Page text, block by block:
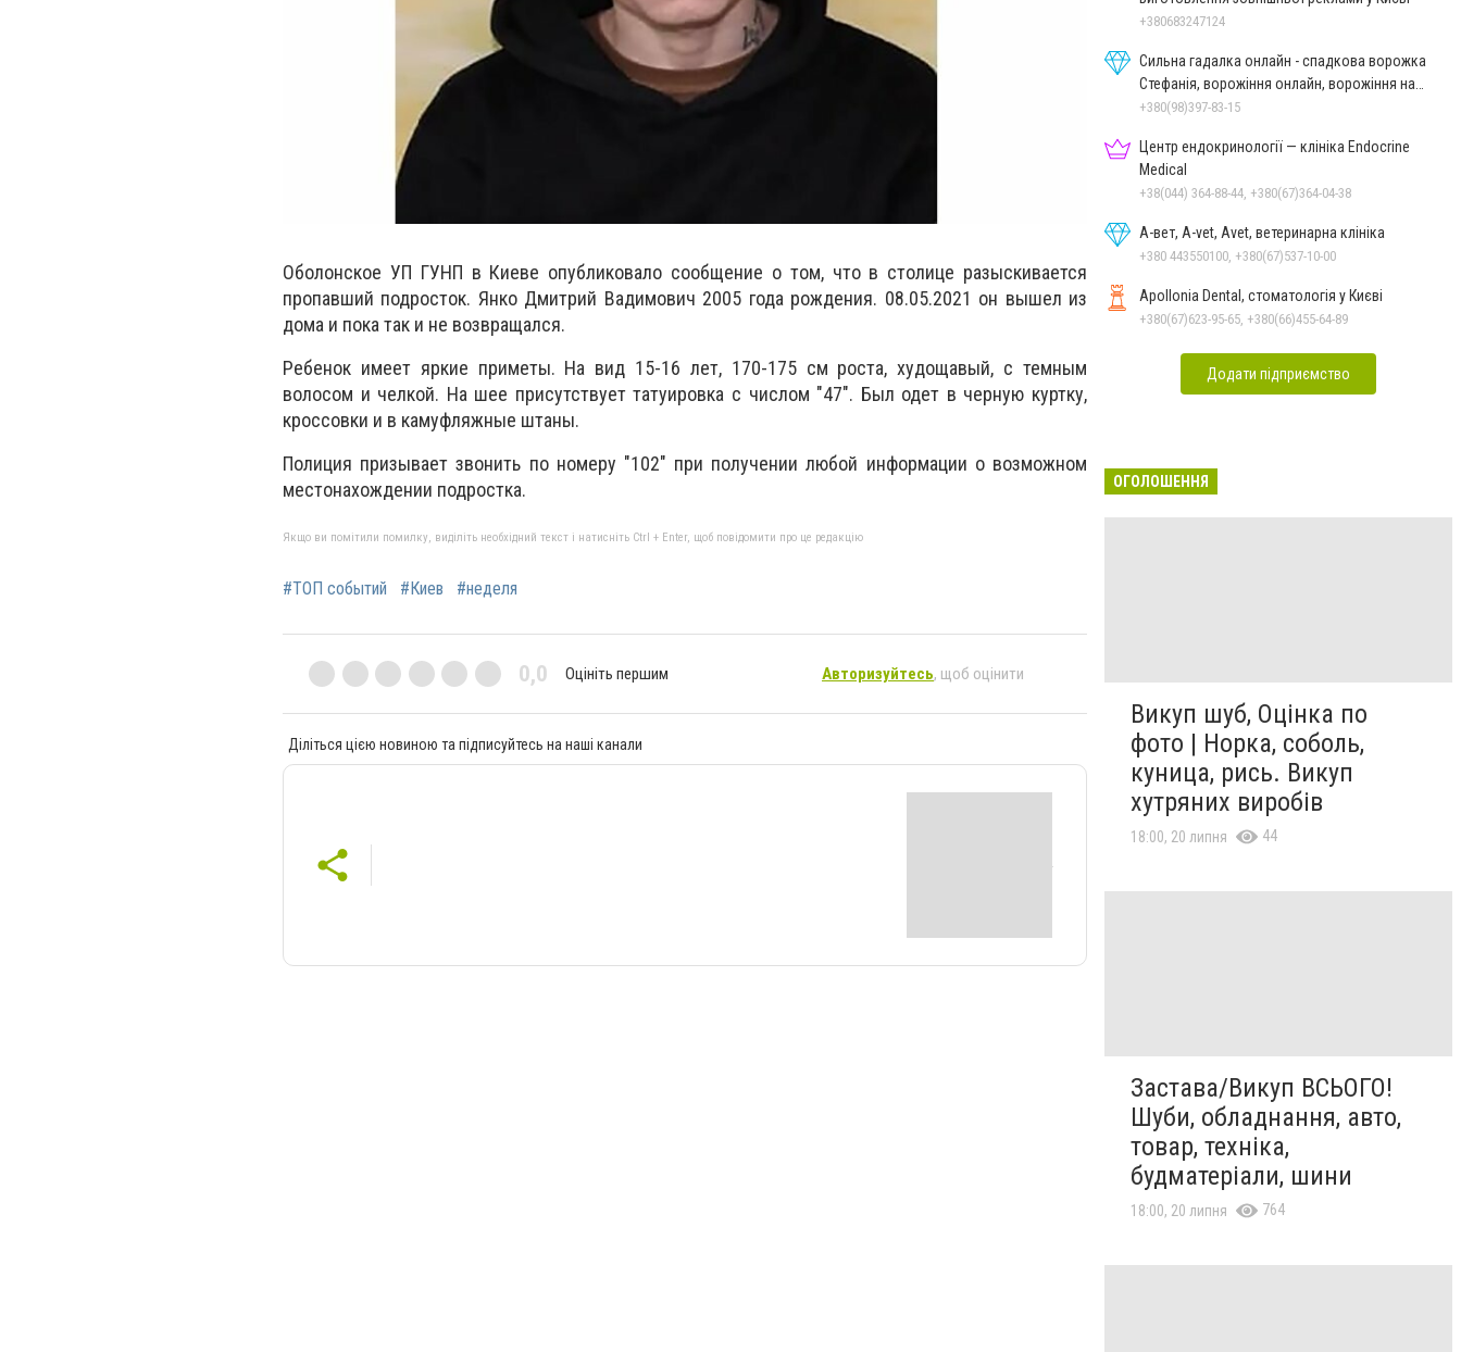
Оболонское УП ГУНП в Киеве опубликовало сообщение о том, что в столице разыскивается
пропавший подросток. Янко Дмитрий Вадимович 2005 года рождения. 08.05.2021 он вышел из
дома и пока так и не возвращался.
Ребенок имеет яркие приметы. На вид 15-16 лет, 170-175 см роста, худощавый, с темным
волосом и челкой. На шее присутствует татуировка с числом "47". Был одет в черную куртку,
кроссовки и в камуфляжные штаны.
Полиция призывает звонить по номеру "102" при получении любой информации о возможном
местонахождении подростка.
Якщо ви помітили помилку, виділіть необхідний текст і натисніть Ctrl + Enter, щоб повідомити про це редакцію
#ТОП событий #Киев #неделя
0,0 Оцініть першим Авторизуйтесь, щоб оцінити
Діліться цією новиною та підписуйтесь на наші канали
+380683247124
Сильна гадалка онлайн - спадкова ворожка
Стефанія, ворожіння онлайн, ворожіння на
картах Таро
+380(98)397-83-15
Центр ендокринології — клініка Endocrine
Medical
+38(044) 364-88-44, +380(67)364-04-38
А-вет, A-vet, Avet, ветеринарна клініка
+380 443550100, +380(67)537-10-00
Apollonia Dental, стоматологія у Києві
+380(67)623-95-65, +380(66)455-64-89
Додати підприємство
ОГОЛОШЕННЯ
Викуп шуб, Оцінка по
фото | Норка, соболь,
куница, рись. Викуп
хутряних виробів
18:00, 20 липня 44
Застава/Викуп ВСЬОГО!
Шуби, обладнання, авто,
товар, техніка,
будматеріали, шини
18:00, 20 липня 764